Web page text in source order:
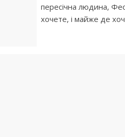
пересічна людина,
хочете, і майже де